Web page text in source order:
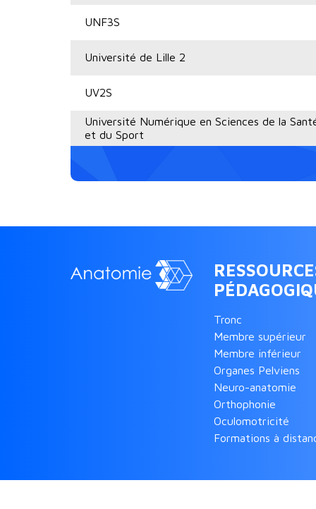
UNF3S
Université de Lille 2
UV2S
Université Numérique en Sciences de la
et du Sport
Tronc
Membre supérieur
Membre inférieur
Organes Pelviens
Neuro-anatomie
Orthophonie
Oculomotricité
Formations à